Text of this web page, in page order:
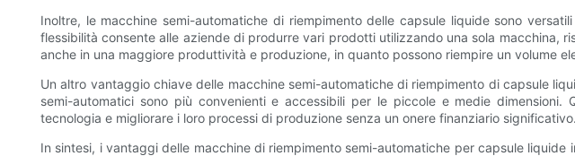
Inoltre, le macchine semi-automatiche di riempimento delle capsule liquide sono
flessibilità consente alle aziende di produrre vari prodotti utilizzando una sola macchina,
anche in una maggiore produttività e produzione, in quanto possono riempire un volume
Un altro vantaggio chiave delle macchine semi-automatiche di riempimento di capsule
semi-automatici sono più convenienti e accessibili per le piccole e medie
tecnologia e migliorare i loro processi di produzione senza un onere finanziario significativo.
In sintesi, i vantaggi delle macchine di riempimento semi-automatiche per capsule